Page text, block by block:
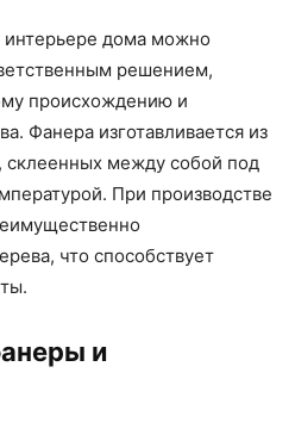
интерьере дома можно
решением,
происхождению и
Фанера изготавливается из
склеенных между собой под
При производстве
что способствует
и